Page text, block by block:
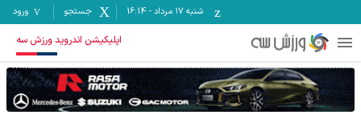
شنبه ۱۷ مرداد -
16:14 جستجو ورود
اپلیکیشن اندروید ورزش سه